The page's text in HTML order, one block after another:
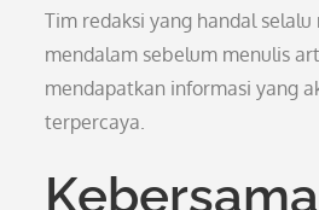
Tim redaksi yang handal
mendalam sebelum menulis
mendapatkan informasi yang
terpercaya.